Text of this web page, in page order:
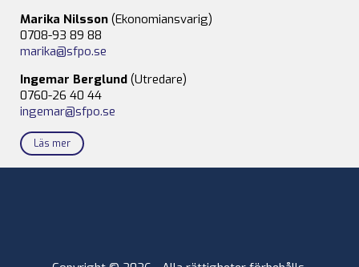
Marika Nilsson (Ekonomiansvarig)
0708-93 89 88
marika@sfpo.se
Ingemar Berglund (Utredare)
0760-26 40 44
ingemar@sfpo.se
Läs mer